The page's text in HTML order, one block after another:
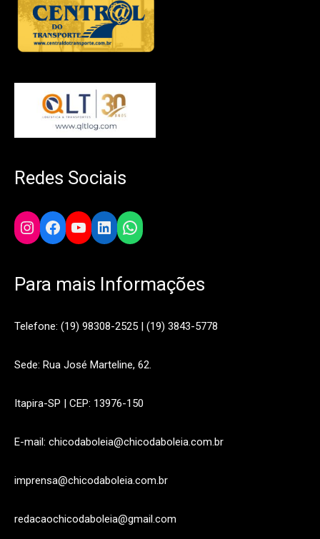
Redes Sociais
Instagram
Facebook
YouTube
LinkedIn
WhatsApp
Para mais Informações
Telefone: (19) 98308-2525 | (19) 3843-5778
Sede: Rua José Marteline, 62.
Itapira-SP | CEP: 13976-150
E-mail: chicodaboleia@chicodaboleia.com.br
imprensa@chicodaboleia.com.br
redacaochicodaboleia@gmail.com